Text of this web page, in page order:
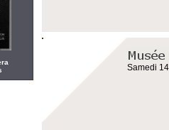
Samedi